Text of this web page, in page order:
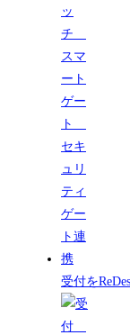
受付を